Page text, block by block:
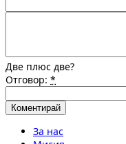
Две плюс две?
Отговор: *
За нас